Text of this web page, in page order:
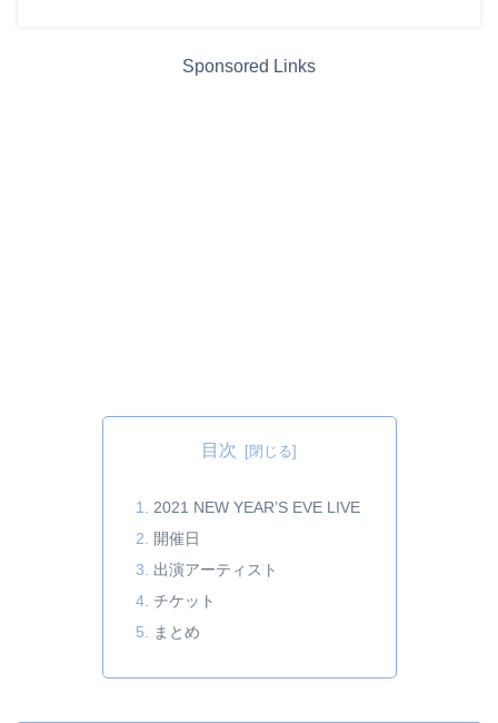
Sponsored Links
目次
2021 NEW YEAR’S EVE LIVE
開催日
出演アーティスト
チケット
まとめ